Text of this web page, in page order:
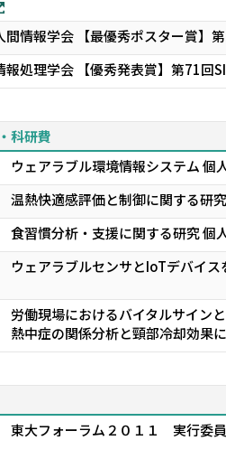
間情報学会 【最優秀ポスター賞】
報処理学会 【優秀発表賞】第71回
科研費
ウェアラブル環境情報システム 個
温熱快適感評価と制御に関する研
食習慣分析・支援に関する研究 個
ウェアラブルセンサとIoTデバイ
労働現場におけるバイタルサイン
熱中症の関係分析と頸部冷却効果
東大フォーラム２０１１ 実行委員